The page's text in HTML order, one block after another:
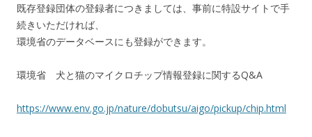
既存登録団体の登録者につきましては、事前に特設サイトで手
続きいただければ、
環境省のデータベースにも登録ができます。
環境省 犬と猫のマイクロチップ情報登録に関するQ&A
https://www.env.go.jp/nature/dobutsu/aigo/pickup/chip.html